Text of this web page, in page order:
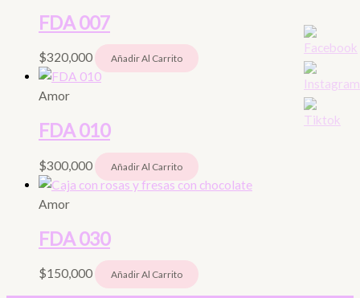
FDA 007
$320,000 Añadir Al Carrito
Amor
FDA 010
$300,000 Añadir Al Carrito
Amor
FDA 030
$150,000 Añadir Al Carrito